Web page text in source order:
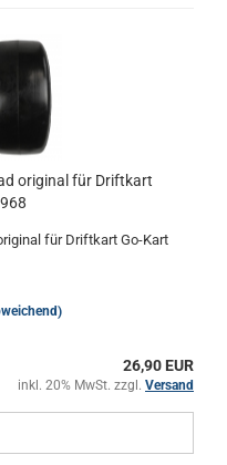
original für Driftkart
für Driftkart Go-Kart
26,90 EUR
inkl. 20% MwSt. zzgl. Versand